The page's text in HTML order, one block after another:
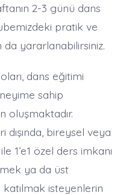
2-3 günü dans
pratik ve
da yararlanabilirsiniz.
dans eğitimi
sahip
oluşmaktadır.
bireysel veya
1’e1 özel ders imkanı
ya da üst
isteyenlerin